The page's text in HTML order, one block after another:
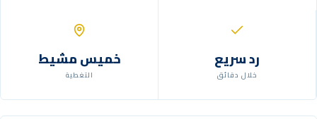
رد سريع
خلال دقائق
خميس مشيط
التغطية